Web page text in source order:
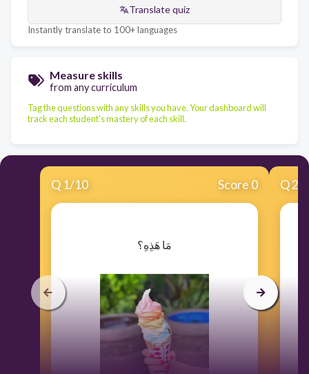
Translate quiz
Instantly translate to 100+ languages
Measure skills
from any curriculum
Tag the questions with any skills you have. Your dashboard will
track each student's mastery of each skill.
Q 1/10 Score 0
​مَا هَذِهِ؟
Q2